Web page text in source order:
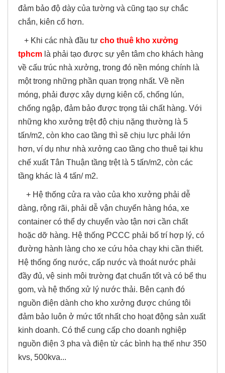
đảm bảo độ dày của tường và cũng tạo sự chắc
chắn, kiên cố hơn.
+ Khi các nhà đầu tư cho thuê kho xưởng
tphcm là phải tạo được sự yên tâm cho khách hàng
về cấu trúc nhà xưởng, trong đó nền móng chính là
một trong những phần quan trọng nhất. Về nền
móng, phải được xây dựng kiên cố, chống lún,
chống ngập, đảm bảo được trọng tải chất hàng. Với
những kho xưởng trệt độ chịu nặng thường là 5
tấn/m2, còn kho cao tầng thì sẽ chịu lực phải lớn
hơn, ví dụ như nhà xưởng cao tầng cho thuê tại khu
chế xuất Tân Thuận tầng trệt là 5 tấn/m2, còn các
tầng khác là 4 tấn/ m2.
+ Hệ thống cửa ra vào của kho xưởng phải dễ
dàng, rộng rãi, phải dễ vận chuyển hàng hóa, xe
container có thể dy chuyển vào tận nơi cần chất
hoặc dỡ hàng. Hệ thống PCCC phải bố trí hợp lý, có
đường hành làng cho xe cứu hỏa chạy khi cần thiết.
Hệ thống ống nước, cấp nước và thoát nước phải
đầy đủ, vệ sinh môi trường đạt chuẩn tốt và có bể thu
gom, và hệ thống xử lý nước thải. Bên cạnh đó
nguồn điện dành cho kho xưởng được chúng tôi
đảm bảo luôn ở mức tốt nhất cho hoạt động sản xuất
kinh doanh. Có thể cung cấp cho doanh nghiệp
nguồn điện 3 pha và điện từ các bình hạ thế như 350
kvs, 500kva...